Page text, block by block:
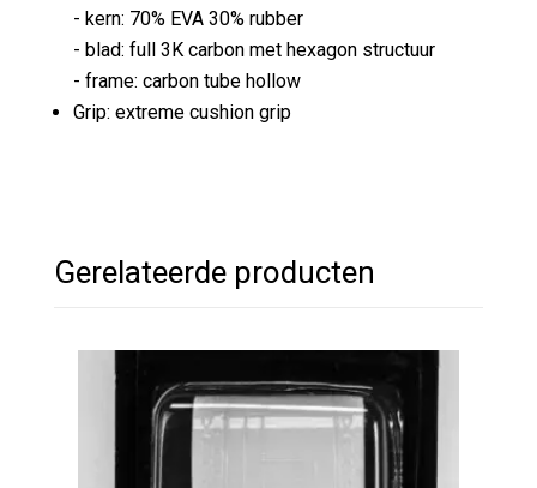
- kern: 70% EVA 30% rubber
- blad: full 3K carbon met hexagon structuur
- frame: carbon tube hollow
Grip: extreme cushion grip
Gerelateerde producten